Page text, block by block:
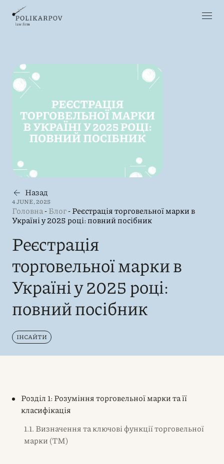
Назад
4 JUNE, 2025
Головна-Блог-Реєстрація торговельної марки в
Україні у 2025 році: повний посібник
Реєстрація
торговельної марки в
Україні у 2025 році:
повний посібник
ІНСАЙТИ
Розділ 1: Розуміння торговельної марки та її
класифікація
1.1. Визначення та ключові функції торговельної
марки (ТМ)